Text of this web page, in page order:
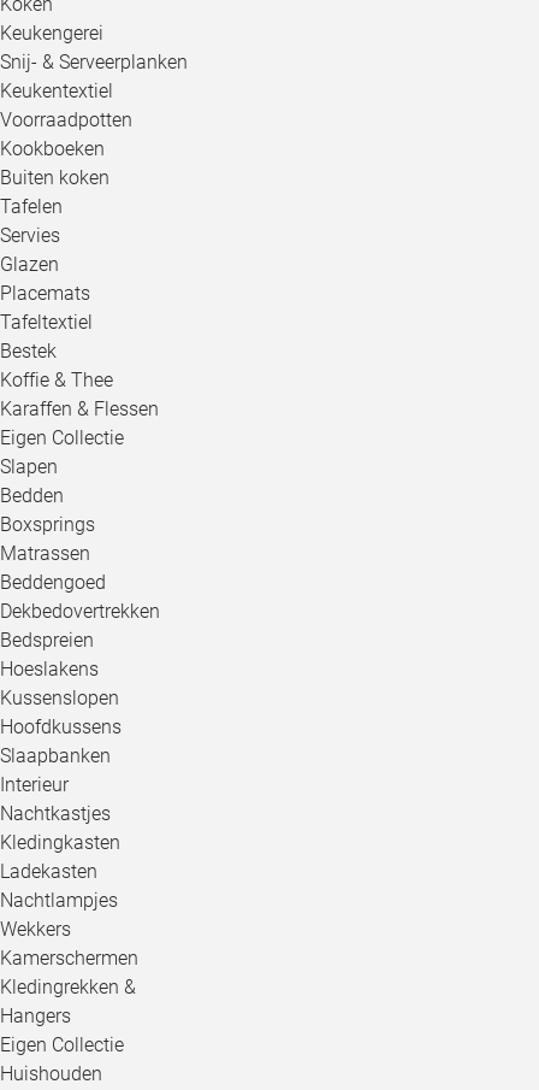
Keukengerei
Snij- & Serveerplanken
Keukentextiel
Voorraadpotten
Kookboeken
Buiten koken
Tafelen
Servies
Glazen
Placemats
Tafeltextiel
Bestek
Koffie & Thee
Karaffen & Flessen
Eigen Collectie
Slapen
Bedden
Boxsprings
Matrassen
Beddengoed
Dekbedovertrekken
Bedspreien
Hoeslakens
Kussenslopen
Hoofdkussens
Slaapbanken
Interieur
Nachtkastjes
Kledingkasten
Ladekasten
Nachtlampjes
Wekkers
Kamerschermen
Kledingrekken &
Hangers
Eigen Collectie
Huishouden